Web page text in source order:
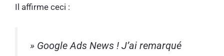
Il affirme ceci :
» Google Ads News ! J’ai remarqué